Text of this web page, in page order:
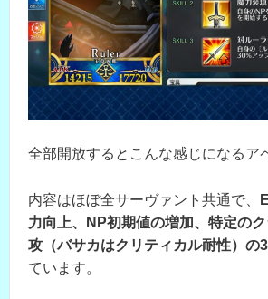
全部開放するとこんな感じになるア
内容はほぼ全サーヴァント共通で、
力向上、NP初期値の増加、特定の
攻（バサカはクリティカル耐性）の
ています。